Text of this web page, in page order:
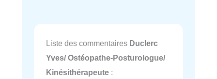
Liste des commentaires Duclerc
Yves/ Ostéopathe-Posturologue/
Kinésithérapeute :